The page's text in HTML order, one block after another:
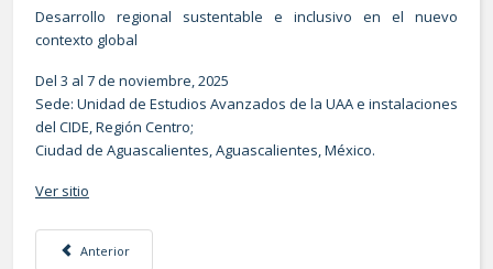
Desarrollo regional sustentable e inclusivo en el nuevo
contexto global
Del 3 al 7 de noviembre, 2025
Sede: Unidad de Estudios Avanzados de la UAA e instalaciones
del CIDE, Región Centro;
Ciudad de Aguascalientes, Aguascalientes, México.
Ver sitio
Artículo anterior: Convocatoria al 5to Congreso Internacional de Estudios
Anterior